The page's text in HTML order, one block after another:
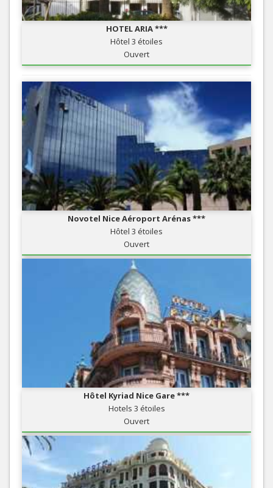
HOTEL ARIA ***
Hôtel 3 étoiles
Ouvert
Novotel Nice Aéroport Arénas ***
Hôtel 3 étoiles
Ouvert
Hôtel Kyriad Nice Gare ***
Hotels 3 étoiles
Ouvert